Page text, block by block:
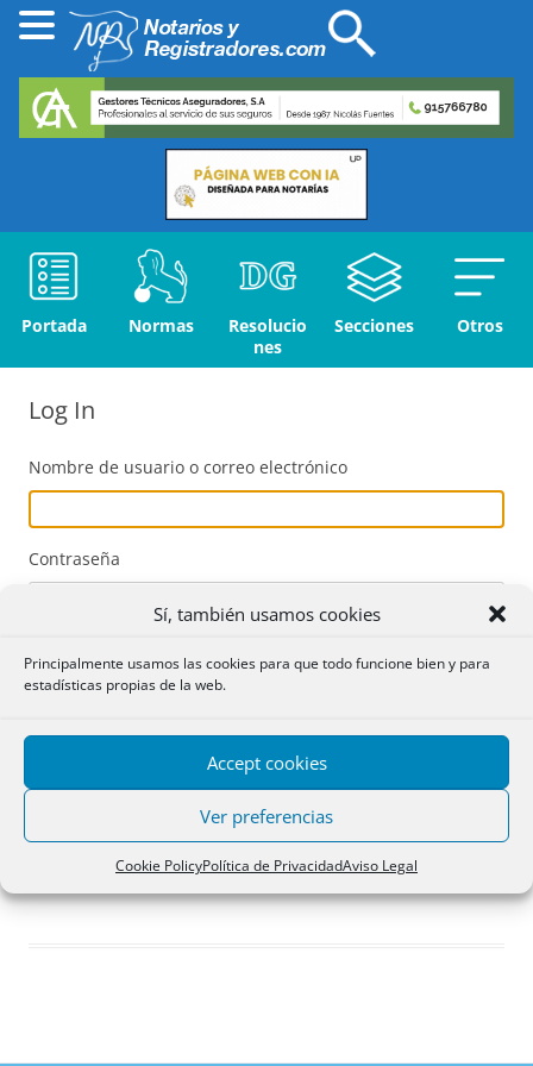
Sí, también usamos cookies
Principalmente usamos las cookies para que todo funcione bien y para
estadísticas propias de la web.
Accept cookies
Ver preferencias
Cookie PolicyPolítica de PrivacidadAviso Legal
Portada Normas
Resolucio
nes
Secciones Otros
Log In
Nombre de usuario o correo electrónico
Contraseña
Acceder
Registro
¿Has olvidado tu contraseña?